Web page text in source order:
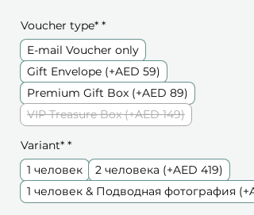
Voucher type* *
E-mail Voucher only
Gift Envelope (+AED 59)
Premium Gift Box (+AED 89)
VIP Treasure Box (+AED 149)
Variant* *
1 человек
2 человека (+AED 419)
1 человек & Подводная фотография